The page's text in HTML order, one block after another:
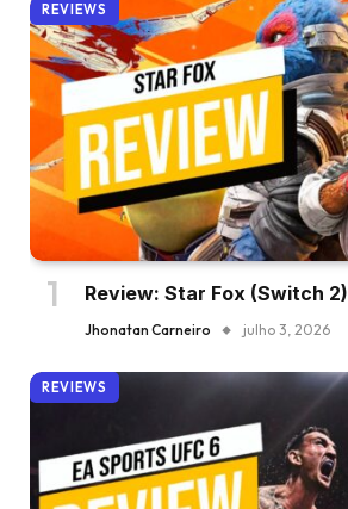
REVIEWS
Review: Star Fox (Switch 2)
Jhonatan Carneiro julho 3, 2026
REVIEWS